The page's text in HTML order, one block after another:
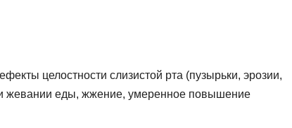
целостности слизистой рта (пузырьки, эрозии,
жевании еды, жжение, умеренное повышение